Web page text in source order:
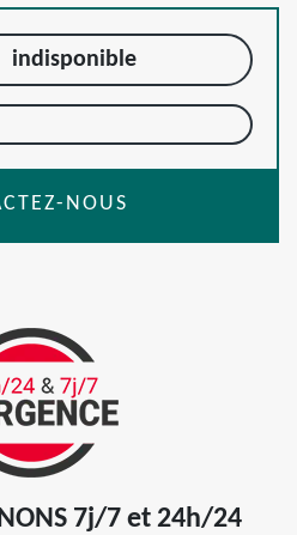
indisponible
NOUS
7j/7 et 24h/24